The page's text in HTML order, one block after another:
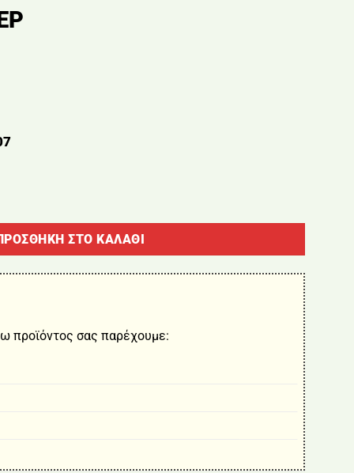
ΣΤΟ ΚΑΛΆΘΙ
προϊόντος σας παρέχουμε: